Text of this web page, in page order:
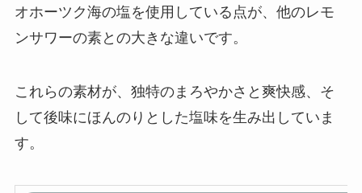
オホーツク海の塩を使用している点が、他のレモ
ンサワーの素との大きな違いです。
これらの素材が、独特のまろやかさと爽快感、そ
して後味にほんのりとした塩味を生み出していま
す。